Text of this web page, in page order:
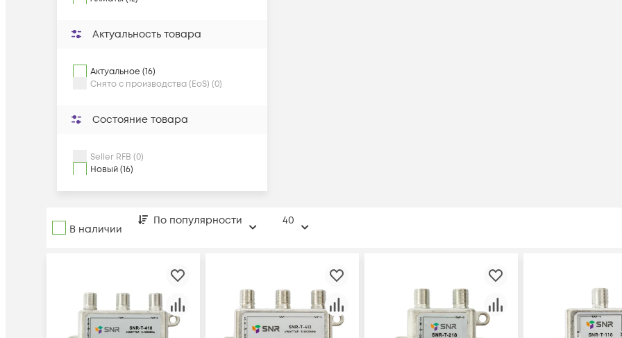
Актуальность товара
Актуальное (16)
Снято с производства (EoS) (0)
Состояние товара
Seller RFB (0)
Новый (16)
В наличии
По популярности 40